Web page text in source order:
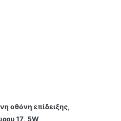
οθόνη επίδειξης,
17, 5W